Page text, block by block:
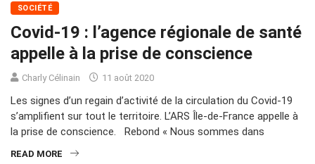
SOCIÉTÉ
Covid-19 : l’agence régionale de santé
appelle à la prise de conscience
Charly Célinain 11 août 2020
Les signes d’un regain d’activité de la circulation du Covid-19
s’amplifient sur tout le territoire. L’ARS Île-de-France appelle à
la prise de conscience. Rebond « Nous sommes dans
READ MORE